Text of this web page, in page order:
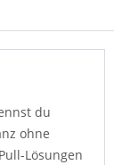
du
ohne
Lösungen